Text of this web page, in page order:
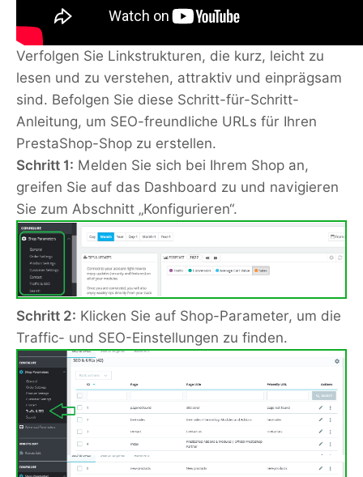
Verfolgen Sie Linkstrukturen, die kurz, leicht zu
lesen und zu verstehen, attraktiv und einprägsam
sind. Befolgen Sie diese Schritt-für-Schritt-
Anleitung, um SEO-freundliche URLs für Ihren
PrestaShop-Shop zu erstellen.
Schritt 1: Melden Sie sich bei Ihrem Shop an,
greifen Sie auf das Dashboard zu und navigieren
Sie zum Abschnitt „Konfigurieren“.
Schritt 2: Klicken Sie auf Shop-Parameter, um die
Traffic- und SEO-Einstellungen zu finden.